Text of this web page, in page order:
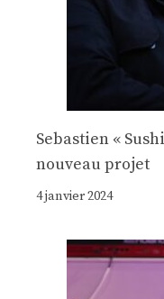
Sebastien «
nouveau projet
4 janvier 2024